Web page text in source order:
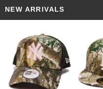
NEW ARRIVALS